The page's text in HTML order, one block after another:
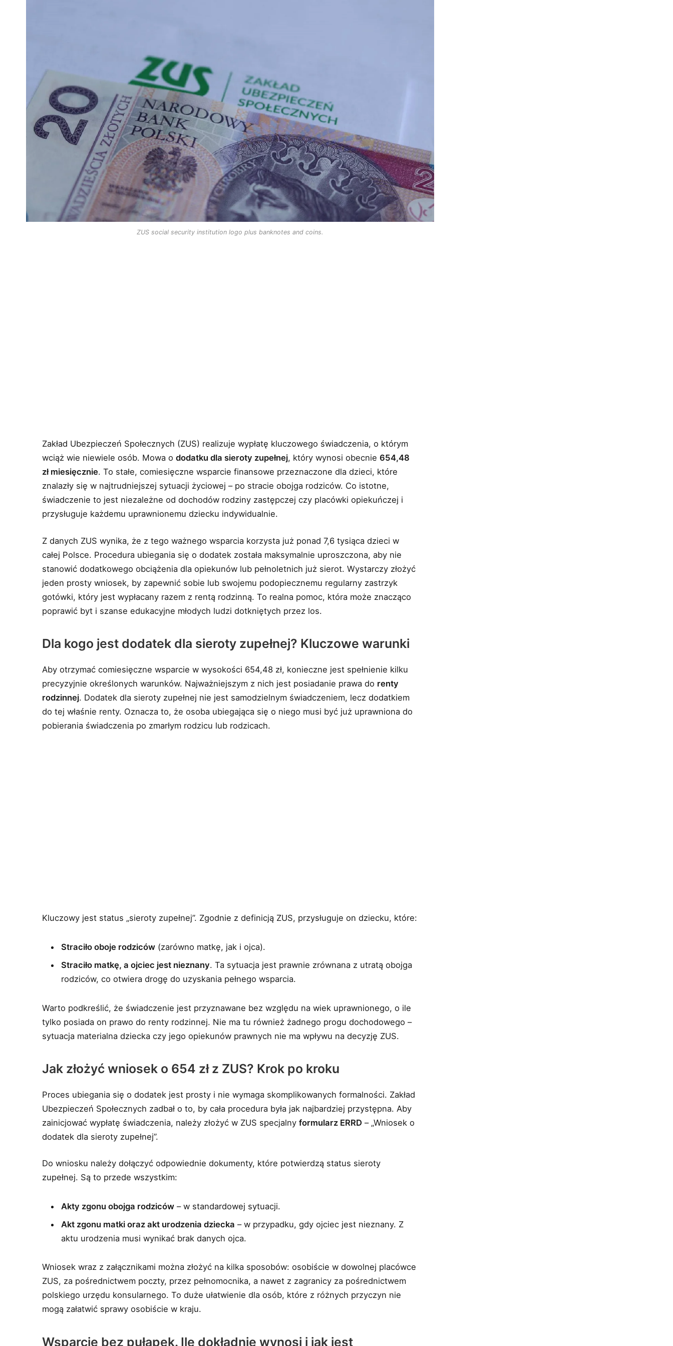
ZUS social security institution logo plus banknotes and coins.
Zakład Ubezpieczeń Społecznych (ZUS) realizuje wypłatę kluczowego świadczenia, o którym
wciąż wie niewiele osób. Mowa ododatku dla sieroty zupełnej, który wynosi obecnie654,48
zł miesięcznie. To stałe, comiesięczne wsparcie finansowe przeznaczone dla dzieci, które
znalazły się w najtrudniejszej sytuacji życiowej – po stracie obojga rodziców. Co istotne,
świadczenie to jest niezależne od dochodów rodziny zastępczej czy placówki opiekuńczej i
przysługuje każdemu uprawnionemu dziecku indywidualnie.
Z danych ZUS wynika, że z tego ważnego wsparcia korzysta już ponad 7,6 tysiąca dzieci w
całej Polsce. Procedura ubiegania się o dodatek została maksymalnie uproszczona, aby nie
stanowić dodatkowego obciążenia dla opiekunów lub pełnoletnich już sierot. Wystarczy złożyć
jeden prosty wniosek, by zapewnić sobie lub swojemu podopiecznemu regularny zastrzyk
gotówki, który jest wypłacany razem z rentą rodzinną. To realna pomoc, która może znacząco
poprawić byt i szanse edukacyjne młodych ludzi dotkniętych przez los.
Dla kogo jest dodatek dla sieroty zupełnej? Kluczowe warunki
Aby otrzymać comiesięczne wsparcie w wysokości 654,48 zł, konieczne jest spełnienie kilku
precyzyjnie określonych warunków. Najważniejszym z nich jest posiadanie prawa do renty
rodzinnej. Dodatek dla sieroty zupełnej nie jest samodzielnym świadczeniem, lecz dodatkiem
do tej właśnie renty. Oznacza to, że osoba ubiegająca się o niego musi być już uprawniona do
pobierania świadczenia po zmarłym rodzicu lub rodzicach.
Kluczowy jest status „sieroty zupełnej”. Zgodnie z definicją ZUS, przysługuje on dziecku, które:
Straciło oboje rodziców (zarówno matkę, jak i ojca).
Straciło matkę, a ojciec jest nieznany. Ta sytuacja jest prawnie zrównana z utratą obojga
rodziców, co otwiera drogę do uzyskania pełnego wsparcia.
Warto podkreślić, że świadczenie jest przyznawane bez względu na wiek uprawnionego, o ile
tylko posiada on prawo do renty rodzinnej. Nie ma tu również żadnego progu dochodowego –
sytuacja materialna dziecka czy jego opiekunów prawnych nie ma wpływu na decyzję ZUS.
Jak złożyć wniosek o 654 zł z ZUS? Krok po kroku
Proces ubiegania się o dodatek jest prosty i nie wymaga skomplikowanych formalności. Zakład
Ubezpieczeń Społecznych zadbał o to, by cała procedura była jak najbardziej przystępna. Aby
zainicjować wypłatę świadczenia, należy złożyć w ZUS specjalnyformularz ERRD – „Wniosek o
dodatek dla sieroty zupełnej”.
Do wniosku należy dołączyć odpowiednie dokumenty, które potwierdzą status sieroty
zupełnej. Są to przede wszystkim:
Akty zgonu obojga rodziców – w standardowej sytuacji.
Akt zgonu matki oraz akt urodzenia dziecka – w przypadku, gdy ojciec jest nieznany. Z
aktu urodzenia musi wynikać brak danych ojca.
Wniosek wraz z załącznikami można złożyć na kilka sposobów: osobiście w dowolnej placówce
ZUS, za pośrednictwem poczty, przez pełnomocnika, a nawet z zagranicy za pośrednictwem
polskiego urzędu konsularnego. To duże ułatwienie dla osób, które z różnych przyczyn nie
mogą załatwić sprawy osobiście w kraju.
Wsparcie bez pułapek. Ile dokładnie wynosi i jak jest